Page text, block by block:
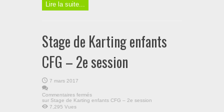
Lire la suite...
Stage de Karting enfants
CFG – 2e session
7 mars 2017
Commentaires fermés
sur Stage de Karting enfants CFG – 2e session
7,295 Vues